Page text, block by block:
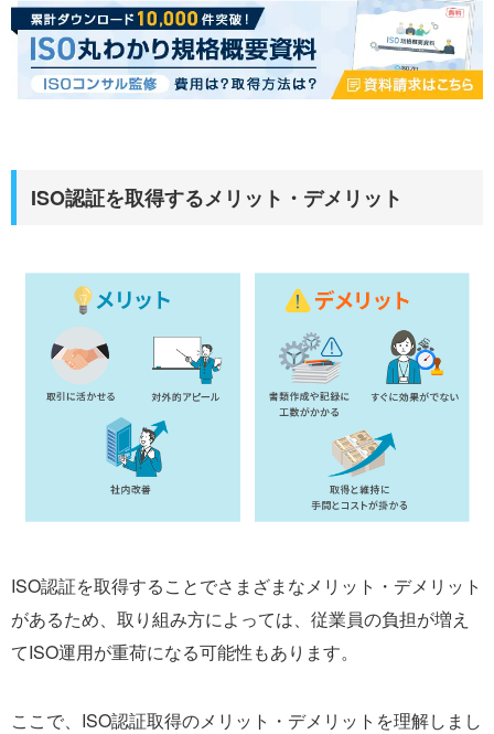
ISO認証を取得するメリット・デメリット
ISO認証を取得することでさまざまなメリット・デメリット
があるため、取り組み方によっては、従業員の負担が増え
てISO運用が重荷になる可能性もあります。
ここで、ISO認証取得のメリット・デメリットを理解しまし